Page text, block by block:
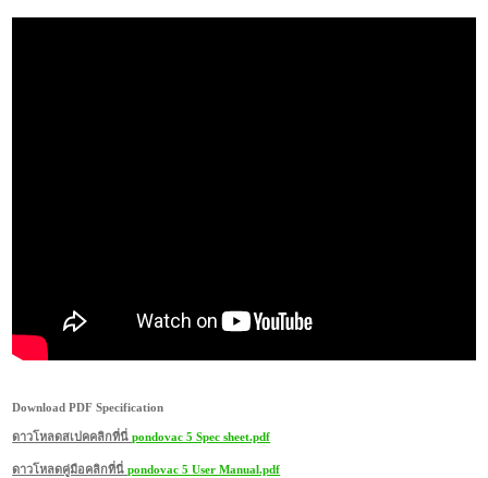
Download PDF Specification
ดาวโหลดสเปคคลิกที่นี่pondovac 5 Spec sheet.pdf
ดาวโหลดคู่มือคลิกที่นี่pondovac 5 User Manual.pdf